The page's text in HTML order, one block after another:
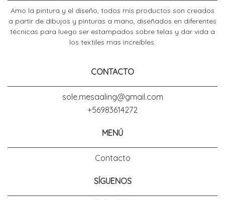
Amo la pintura y el diseño, todos mis productos son creados
a partir de dibujos y pinturas a mano, diseñados en diferentes
técnicas para luego ser estampados sobre telas y dar vida a
los textiles mas increíbles.
CONTACTO
sole.mesaaling@gmail.com
+56983614272
MENÚ
Contacto
SÍGUENOS